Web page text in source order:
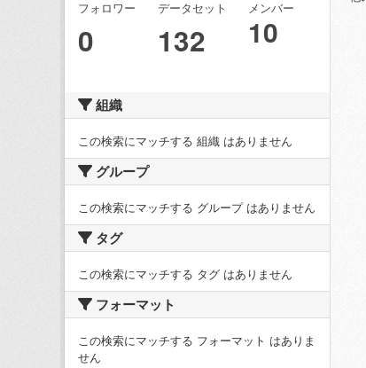
フォロワー
0
データセット
132
メンバー
10
組織
この検索にマッチする 組織 はありません
グループ
この検索にマッチする グループ はありません
タグ
この検索にマッチする タグ はありません
フォーマット
この検索にマッチする フォーマット はありま
せん